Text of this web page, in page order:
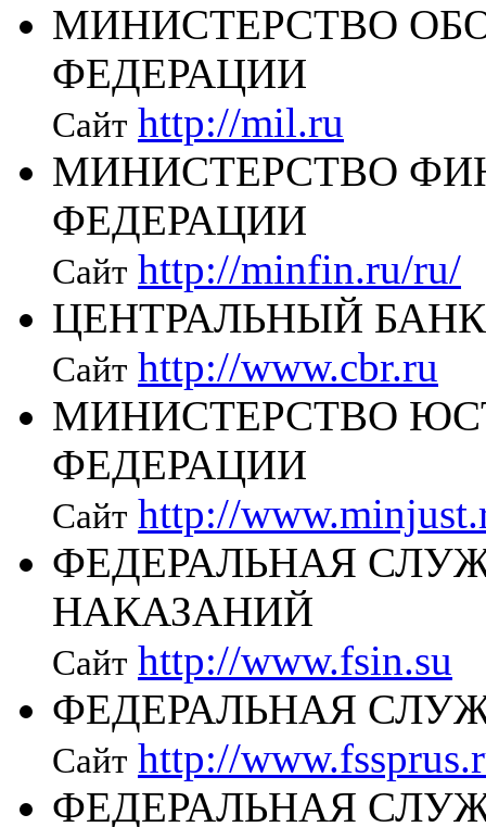
МИНИСТЕРСТВО
ФЕДЕРАЦИИ
Сайт http://mil.ru
МИНИСТЕРСТВО
ФЕДЕРАЦИИ
Сайт http://minfin.ru/ru/
ЦЕНТРАЛЬНЫЙ
Сайт http://www.cbr.ru
МИНИСТЕРСТВО
ФЕДЕРАЦИИ
Сайт http://
ФЕДЕРАЛЬНАЯ
НАКАЗАНИЙ
Сайт http://www.fsin.su
ФЕДЕРАЛЬНАЯ
Сайт http://
ФЕДЕРАЛЬНАЯ